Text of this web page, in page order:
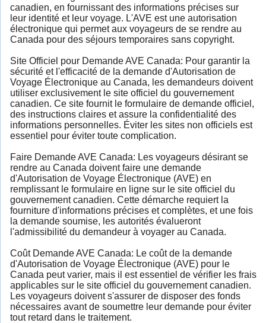
canadien, en fournissant des informations précises sur
leur identité et leur voyage. L'AVE est une autorisation
électronique qui permet aux voyageurs de se rendre au
Canada pour des séjours temporaires sans copyright.
Site Officiel pour Demande AVE Canada: Pour garantir la
sécurité et l'efficacité de la demande d'Autorisation de
Voyage Électronique au Canada, les demandeurs doivent
utiliser exclusivement le site officiel du gouvernement
canadien. Ce site fournit le formulaire de demande officiel,
des instructions claires et assure la confidentialité des
informations personnelles. Éviter les sites non officiels est
essentiel pour éviter toute complication.
Faire Demande AVE Canada: Les voyageurs désirant se
rendre au Canada doivent faire une demande
d'Autorisation de Voyage Électronique (AVE) en
remplissant le formulaire en ligne sur le site officiel du
gouvernement canadien. Cette démarche requiert la
fourniture d'informations précises et complètes, et une fois
la demande soumise, les autorités évalueront
l'admissibilité du demandeur à voyager au Canada.
Coût Demande AVE Canada: Le coût de la demande
d'Autorisation de Voyage Électronique (AVE) pour le
Canada peut varier, mais il est essentiel de vérifier les frais
applicables sur le site officiel du gouvernement canadien.
Les voyageurs doivent s'assurer de disposer des fonds
nécessaires avant de soumettre leur demande pour éviter
tout retard dans le traitement.